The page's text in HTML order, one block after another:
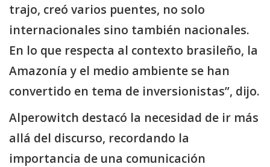
trajo, creó varios puentes, no solo
internacionales sino también nacionales.
En lo que respecta al contexto brasileño, la
Amazonía y el medio ambiente se han
convertido en tema de inversionistas”, dijo.
Alperowitch destacó la necesidad de ir más
allá del discurso, recordando la
importancia de una comunicación